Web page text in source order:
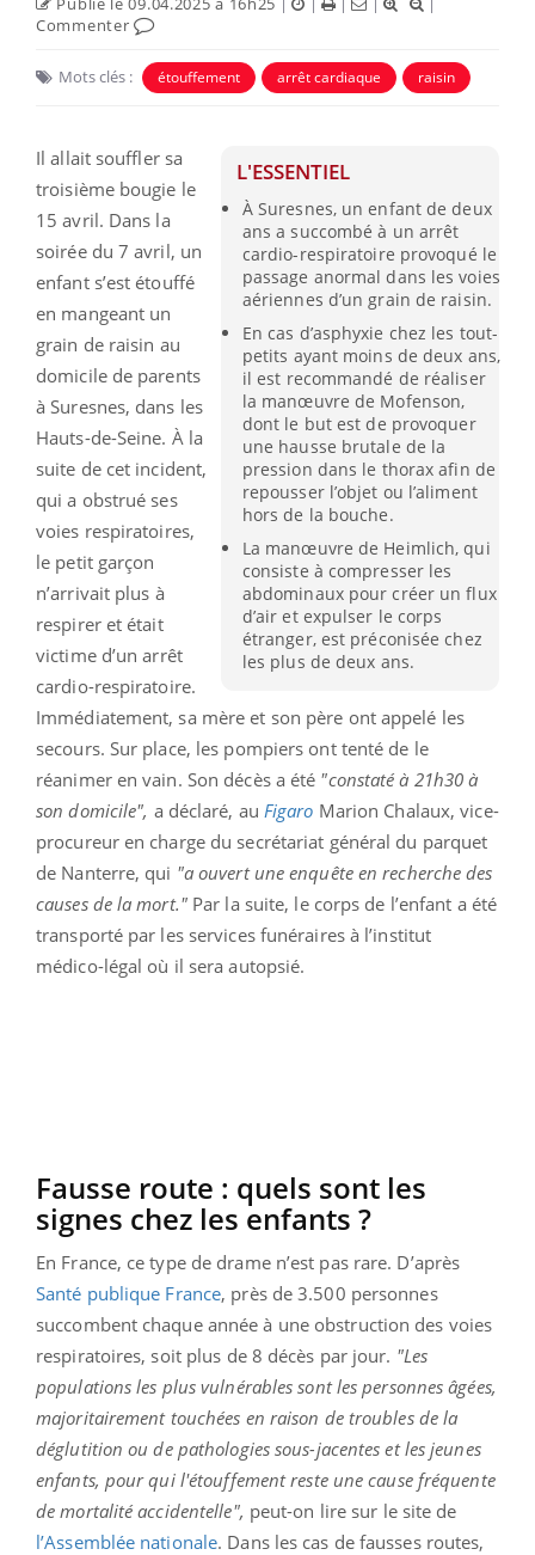
Commenter
Mots clés : étouffement arrêt cardiaque raisin
L'ESSENTIEL
À Suresnes, un enfant de deux
ans a succombé à un arrêt
cardio-respiratoire provoqué le
passage anormal dans les voies
aériennes d’un grain de raisin.
En cas d’asphyxie chez les tout-
petits ayant moins de deux ans,
il est recommandé de réaliser
la manœuvre de Mofenson,
dont le but est de provoquer
une hausse brutale de la
pression dans le thorax afin de
repousser l’objet ou l’aliment
hors de la bouche.
La manœuvre de Heimlich, qui
consiste à compresser les
abdominaux pour créer un flux
d’air et expulser le corps
étranger, est préconisée chez
les plus de deux ans.
Il allait souffler sa
troisième bougie le
15 avril. Dans la
soirée du 7 avril, un
enfant s’est étouffé
en mangeant un
grain de raisin au
domicile de parents
à Suresnes, dans les
Hauts-de-Seine. À la
suite de cet incident,
qui a obstrué ses
voies respiratoires,
le petit garçon
n’arrivait plus à
respirer et était
victime d’un arrêt
cardio-respiratoire.
Immédiatement, sa mère et son père ont appelé les
secours. Sur place, les pompiers ont tenté de le
réanimer en vain. Son décès a été "constaté à 21h30 à
son domicile", a déclaré, au Figaro Marion Chalaux, vice-
procureur en charge du secrétariat général du parquet
de Nanterre, qui "a ouvert une enquête en recherche des
causes de la mort."Par la suite, le corps de l’enfant a été
transporté par les services funéraires à l’institut
médico-légal où il sera autopsié.
Fausse route : quels sont les
signes chez les enfants ?
En France, ce type de drame n’est pas rare. D’après
Santé publique France, près de 3.500 personnes
succombent chaque année à une obstruction des voies
respiratoires, soit plus de 8 décès par jour. "Les
populations les plus vulnérables sont les personnes âgées,
majoritairement touchées en raison de troubles de la
déglutition ou de pathologies sous-jacentes et les jeunes
enfants, pour qui l'étouffement reste une cause fréquente
de mortalité accidentelle", peut-on lire sur le site de
l’Assemblée nationale. Dans les cas de fausses routes,